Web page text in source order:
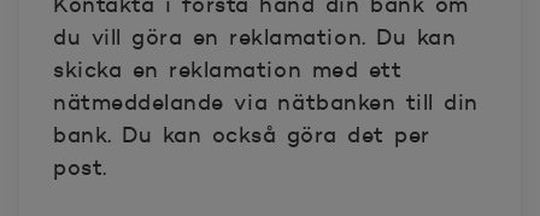
du vill göra en reklamation. Du kan
skicka en reklamation med ett
nätmeddelande via nätbanken till din
bank. Du kan också göra det per
post.